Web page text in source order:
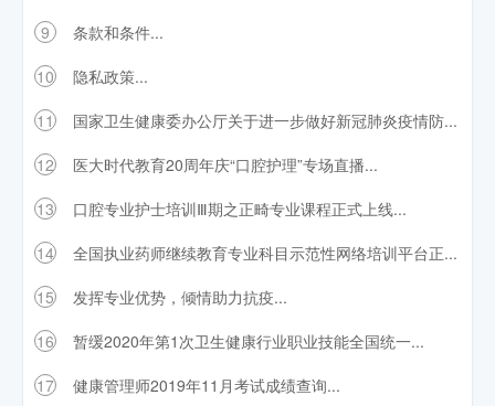
9
条款和条件...
10
隐私政策...
11
国家卫生健康委办公厅关于进一步做好新冠肺炎疫情防...
12
医大时代教育20周年庆“口腔护理”专场直播...
13
口腔专业护士培训Ⅲ期之正畸专业课程正式上线...
14
全国执业药师继续教育专业科目示范性网络培训平台正...
15
发挥专业优势，倾情助力抗疫...
16
暂缓2020年第1次卫生健康行业职业技能全国统一...
17
健康管理师2019年11月考试成绩查询...